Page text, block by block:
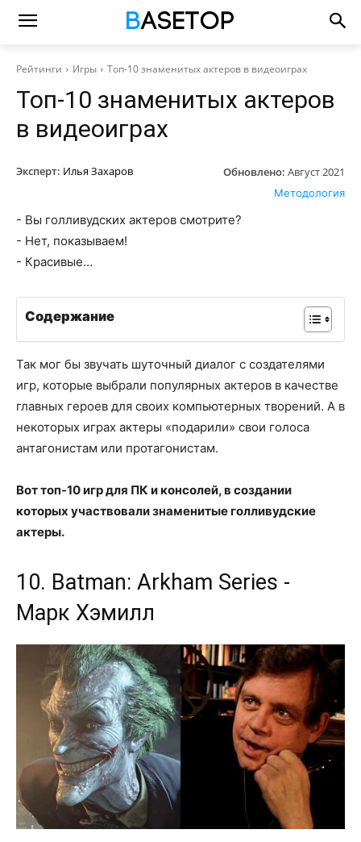
Рейтинги Игры Топ-10 знаменитых актеров в видеоиграх
Топ-10 знаменитых актеров
в видеоиграх
Эксперт: Илья Захаров Обновлено: Август 2021
Методология
- Вы голливудских актеров смотрите?
- Нет, показываем!
- Красивые…
Содержание
Так мог бы звучать шуточный диалог с создателями
игр, которые выбрали популярных актеров в качестве
главных героев для своих компьютерных творений. А в
некоторых играх актеры «подарили» свои голоса
антагонистам или протагонистам.
Вот топ-10 игр для ПК и консолей, в создании
которых участвовали знаменитые голливудские
актеры.
10. Batman: Arkham Series -
Марк Хэмилл